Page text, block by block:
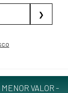
❯
VALOR -